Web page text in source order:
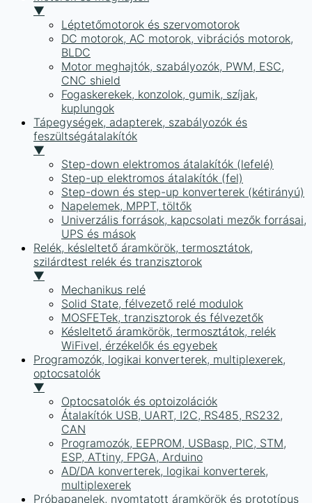
▼
Léptetőmotorok és szervomotorok
DC motorok, AC motorok, vibrációs motorok,
BLDC
Motor meghajtók, szabályozók, PWM, ESC,
CNC shield
Fogaskerekek, konzolok, gumik, szíjak,
kuplungok
Tápegységek, adapterek, szabályozók és
feszültségátalakítók
▼
Step-down elektromos átalakítók (lefelé)
Step-up elektromos átalakítók (fel)
Step-down és step-up konverterek (kétirányú)
Napelemek, MPPT, töltők
Univerzális források, kapcsolati mezők forrásai,
UPS és mások
Relék, késleltető áramkörök, termosztátok,
szilárdtest relék és tranzisztorok
▼
Mechanikus relé
Solid State, félvezető relé modulok
MOSFETek, tranzisztorok és félvezetők
Késleltető áramkörök, termosztátok, relék
WiFivel, érzékelők és egyebek
Programozók, logikai konverterek, multiplexerek,
optocsatolók
▼
Optocsatolók és optoizolációk
Átalakítók USB, UART, I2C, RS485, RS232,
CAN
Programozók, EEPROM, USBasp, PIC, STM,
ESP, ATtiny, FPGA, Arduino
AD/DA konverterek, logikai konverterek,
multiplexerek
Próbapanelek, nyomtatott áramkörök és prototípus